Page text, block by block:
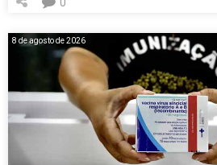
8 de agosto de 2026